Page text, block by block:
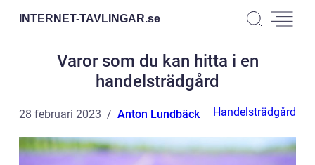
INTERNET-TAVLINGAR.se
Varor som du kan hitta i en
handelsträdgård
28 februari 2023 Anton Lundbäck Handelsträdgård